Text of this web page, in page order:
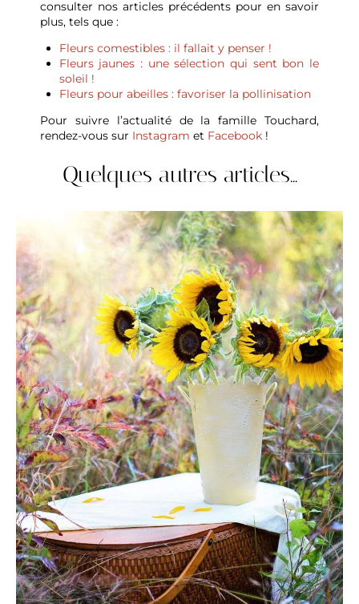
consulter nos articles précédents pour en savoir
plus, tels que :
Fleurs comestibles : il fallait y penser !
Fleurs jaunes : une sélection qui sent bon le
soleil !
Fleurs pour abeilles : favoriser la pollinisation
Pour suivre l’actualité de la famille Touchard,
rendez-vous sur Instagram et Facebook !
Quelques autres articles...